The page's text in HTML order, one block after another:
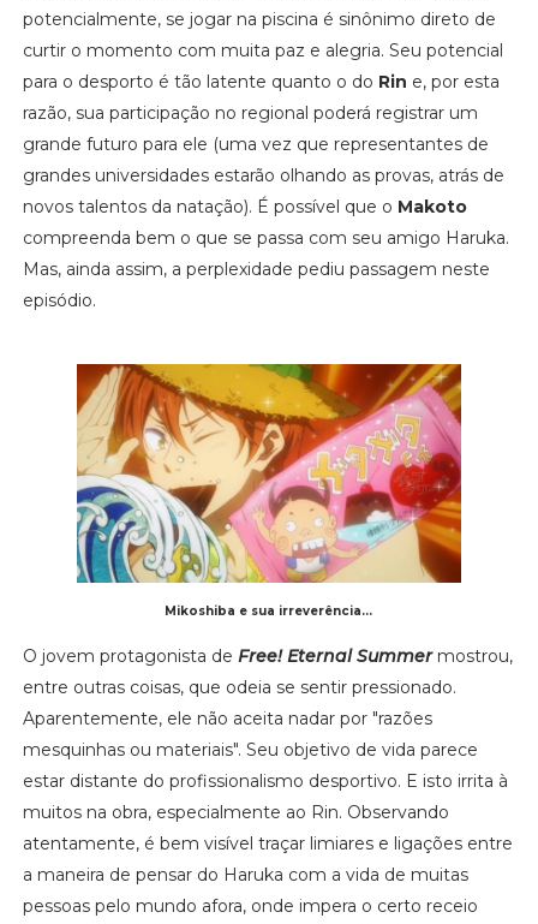
potencialmente, se jogar na piscina é sinônimo direto de
curtir o momento com muita paz e alegria. Seu potencial
para o desporto é tão latente quanto o do Rin e, por esta
razão, sua participação no regional poderá registrar um
grande futuro para ele (uma vez que representantes de
grandes universidades estarão olhando as provas, atrás de
novos talentos da natação). É possível que o Makoto
compreenda bem o que se passa com seu amigo Haruka.
Mas, ainda assim, a perplexidade pediu passagem neste
episódio.
Mikoshiba e sua irreverência...
O jovem protagonista de Free! Eternal Summermostrou,
entre outras coisas, que odeia se sentir pressionado.
Aparentemente, ele não aceita nadar por "razões
mesquinhas ou materiais". Seu objetivo de vida parece
estar distante do profissionalismo desportivo. E isto irrita à
muitos na obra, especialmente ao Rin. Observando
atentamente, é bem visível traçar limiares e ligações entre
a maneira de pensar do Haruka com a vida de muitas
pessoas pelo mundo afora, onde impera o certo receio